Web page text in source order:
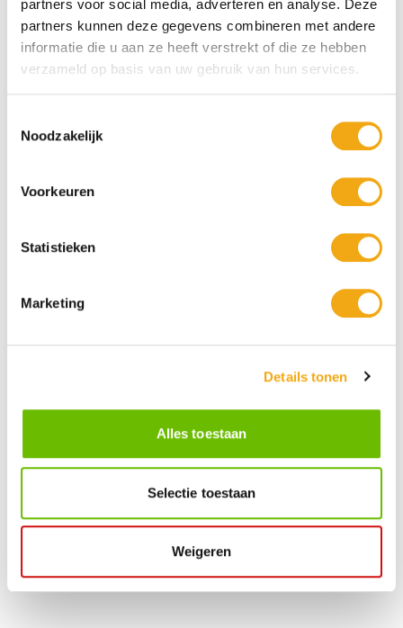
partners voor social media, adverteren en analyse. Deze
partners kunnen deze gegevens combineren met andere
informatie die u aan ze heeft verstrekt of die ze hebben
verzameld op basis van uw gebruik van hun services.
Noodzakelijk
Voorkeuren
Statistieken
Marketing
Details tonen
Alles toestaan
Selectie toestaan
Weigeren
Vorige
kunst door
Volgende
maken van een
Gerelateerde berichten